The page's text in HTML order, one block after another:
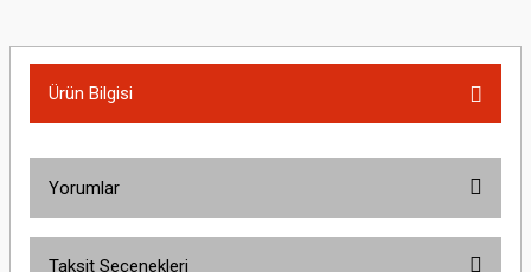
Ürün Bilgisi
Yorumlar
Taksit Seçenekleri